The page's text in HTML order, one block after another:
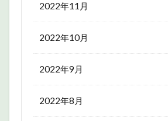
2022年11月
2022年10月
2022年9月
2022年8月